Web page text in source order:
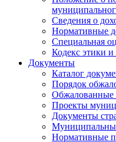
Сведения о
Нормативные
Специальная
Кодекс этики
Документы
Каталог
Порядок
Обжалованные
Проекты
Документы
Нормативные